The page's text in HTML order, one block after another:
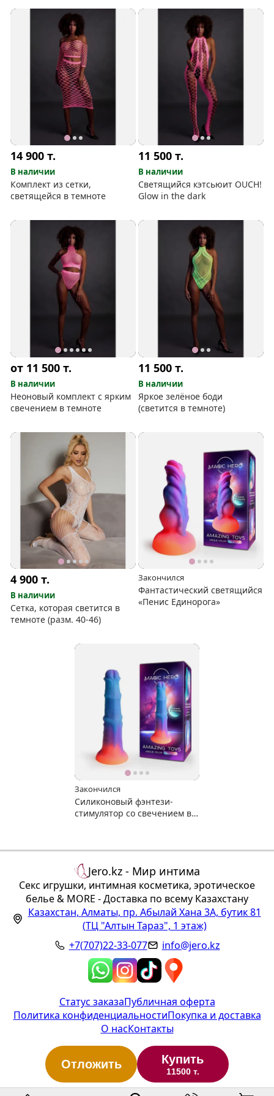
Отложить Купить
11500 т.
14 900т.
В наличии
Комплект из сетки,
светящейся в темноте
11 500т.
В наличии
Светящийся кэтсьюит OUCH!
Glow in the dark
от 11 500т.
В наличии
Неоновый комплект с ярким
свечением в темноте
11 500т.
В наличии
Яркое зелёное боди
(светится в темноте)
4 900т.
В наличии
Сетка, которая светится в
темноте (разм. 40-46)
Закончился
Фантастический светящийся
«Пенис Единорога»
Закончился
Силиконовый фэнтези-
стимулятор со свечением в
Jero.kz - Мир интима
Секс игрушки, интимная косметика, эротическое
белье & MORE - Доставка по всему Казахстану
Казахстан, Алматы, пр. Абылай Хана 3А, бутик 81
(ТЦ "Алтын Тараз", 1 этаж)
+7(707)22-33-077
info@jero.kz
Статус заказаПубличная оферта
Политика конфиденциальностиПокупка и доставка
О насКонтакты